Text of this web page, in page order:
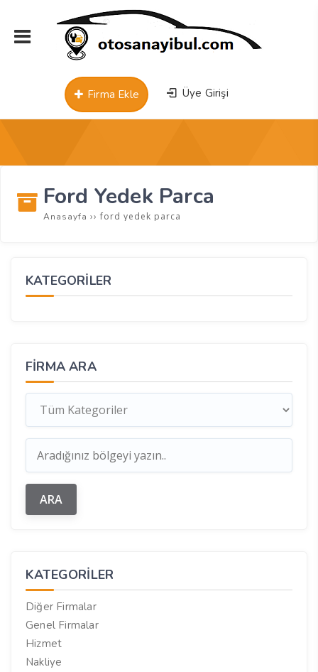
Üye Girişi
Firma Ekle
Ford Yedek Parca
Anasayfa ›› ford yedek parca
KATEGORİLER
FIRMA ARA
KATEGORILER
Diğer Firmalar
Genel Firmalar
Hizmet
Nakliye